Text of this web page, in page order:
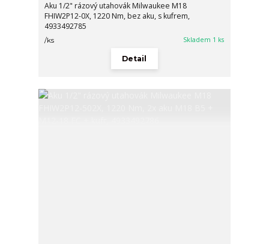
Aku 1/2" rázový utahovák Milwaukee M18
FHIW2P12-0X, 1220 Nm, bez aku, s kufrem,
4933492785
/ks Skladem 1 ks
Detail